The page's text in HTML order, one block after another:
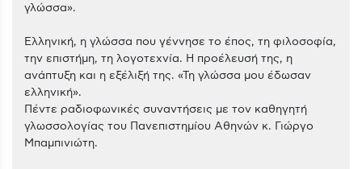
γλώσσα».
Ελληνική, η γλώσσα που γέννησε το έπος, τη φιλοσοφία,
την επιστήμη, τη λογοτεχνία. Η προέλευσή της, η
ανάπτυξη και η εξέλιξή της. «Τη γλώσσα μου έδωσαν
ελληνική».
Πέντε ραδιοφωνικές συναντήσεις με τον καθηγητή
γλωσσολογίας του Πανεπιστημίου Αθηνών κ. Γιώργο
Μπαμπινιώτη.